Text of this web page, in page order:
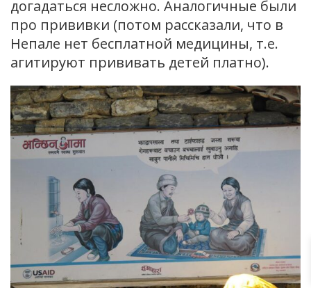
догадаться несложно. Аналогичные были
про прививки (потом рассказали, что в
Непале нет бесплатной медицины, т.е.
агитируют прививать детей платно).